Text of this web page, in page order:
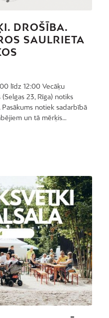
DROŠĪBA.
SAULRIETA
līdz 12:00 Vecāķu
23, Rīga) notiks
notiek sadarbībā
un tā mērķis…